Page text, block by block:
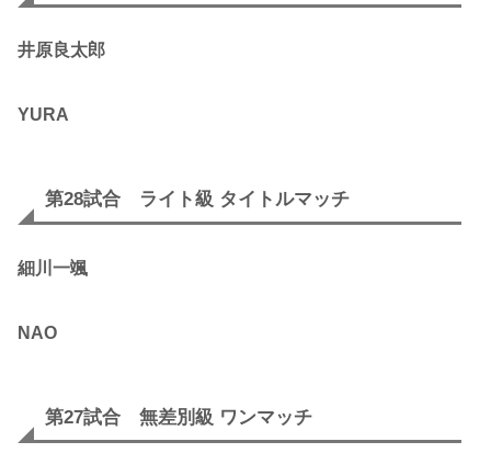
井原良太郎
YURA
第28試合 ライト級 タイトルマッチ
細川一颯
NAO
第27試合 無差別級 ワンマッチ